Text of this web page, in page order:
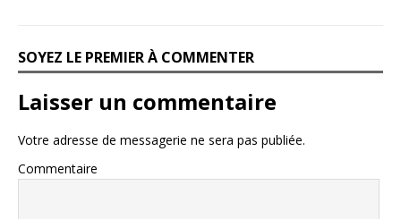
SOYEZ LE PREMIER À COMMENTER
Laisser un commentaire
Votre adresse de messagerie ne sera pas publiée.
Commentaire